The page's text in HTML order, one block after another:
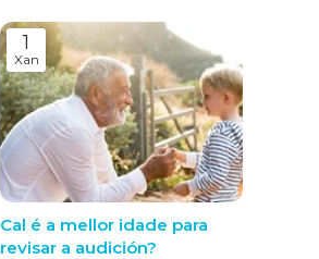
1
Xan
Cal é a mellor idade para
revisar a audición?